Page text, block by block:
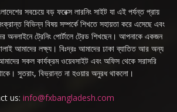
সবচেয়ে বড় ফরেক্স লারনিং সাইট যা এই পর্যন্ত প্রায়
বিভিন্ন বিষয় সম্পর্কে শিখতে সহায়তা করে এসেছে এবং
ট্রেনিং পোর্টালে ট্রেড শিখছেন। আপনাকে একজন
আমাদের লক্ষ্য। বিঃদ্রঃ আমাদের ঢাকা ব্যাতিত আর অন্য
সকল কার্যক্রম ওয়েবসাইট এবং অফিস থেকে সরাসরি
সুতরাং, বিভ্রান্ত না হওয়ার অনুরধ থাকলো।
us: info@fxbangladesh.com